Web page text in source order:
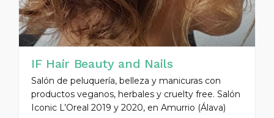
IF Hair Beauty and Nails
Salón de peluquería, belleza y manicuras con
productos veganos, herbales y cruelty free. Salón
Iconic L’Oreal 2019 y 2020, en Amurrio (Álava)